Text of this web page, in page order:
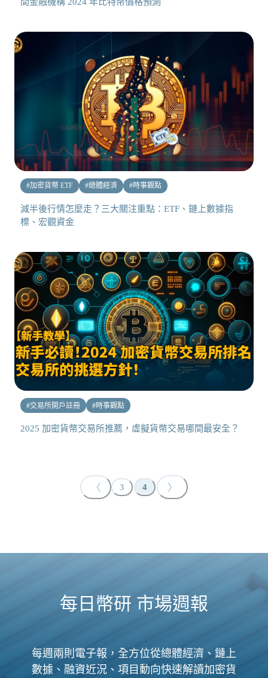
#加密貨幣 ETF #總體經濟 #時事觀點
減半後行情怎麼走？三大關注重點：ETF、鏈上數據指
標、宏觀資金
#交易所開戶註冊 #時事觀點
2025 加密貨幣交易所推薦，虛擬貨幣交易哪間最安全？
〈 3 4 〉
每日幣研 市場週報
每週兩則電子報，全方位從總體經濟、鏈上
數據、融資近況、項目動向快速解讀加密貨